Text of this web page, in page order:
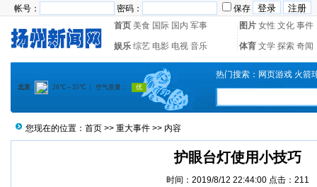
帐号： 密码：
保存
首页 美食 国际 国内 军事 图片 女性 文化 事件
娱乐 综艺 电影 电视 音乐 体育 文学 探索 奇闻
热门搜索： 网页游戏 火箭
您现在的位置： 首页 >> 重大事件 >> 内容
护眼台灯使用小技巧
时间：2019/8/12 22:44:00 点击： 211